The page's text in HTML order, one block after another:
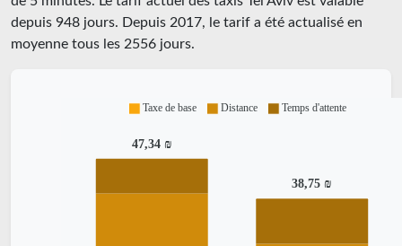
depuis 948 jours. Depuis 2017, le tarif a été actualisé en
moyenne tous les 2556 jours.
47,34 ₪
38,75 ₪
Taxe de base Distance Temps d'attente